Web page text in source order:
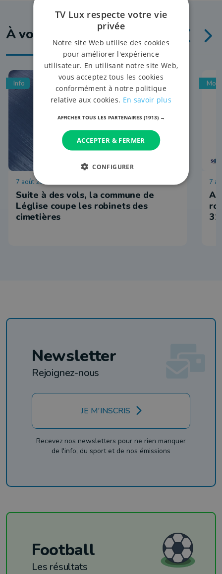
À voir aussi
Info
7 août 2026 à 16:21
Suite à des vols, la commune de
Léglise coupe les robinets des
cimetières
7
Newsletter
Rejoignez-nous
JE M'INSCRIS
Recevez nos newsletters pour ne rien manquer
de l'info, du sport et de nos émissions
Football
Les résultats
TV Lux respecte votre vie
privée
Notre site Web utilise des cookies
pour améliorer l'expérience
utilisateur. En utilisant notre site Web,
vous acceptez tous les cookies
conformément à notre politique
relative aux cookies. En savoir plus
AFFICHER TOUS LES PARTENAIRES (1913) →
ACCEPTER & FERMER
CONFIGURER